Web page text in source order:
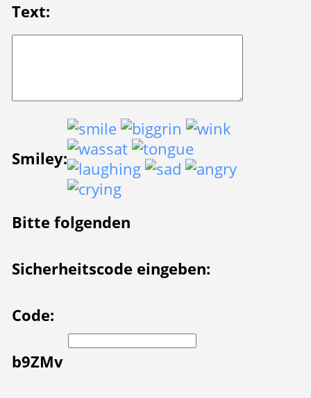
Text:
Smiley:
Bitte folgenden
Sicherheitscode eingeben:
Code:
b9ZMv